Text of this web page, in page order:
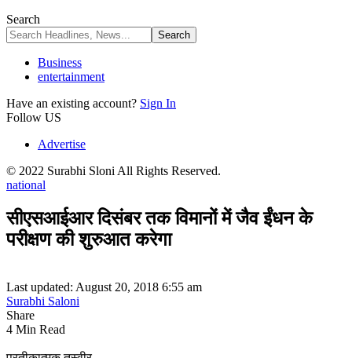
Search
Business
entertainment
Have an existing account? Sign In
Follow US
Advertise
© 2022 Surabhi Sloni All Rights Reserved.
national
सीएसआईआर दिसंबर तक विमानों में जैव ईंधन के
परीक्षण की शुरुआत करेगा
Last updated: August 20, 2018 6:55 am
Surabhi Saloni
Share
4 Min Read